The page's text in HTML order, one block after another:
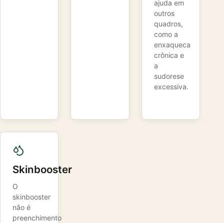
ajuda em
outros
quadros,
como a
enxaqueca
crônica e
a
sudorese
excessiva.
Skinbooster
O
skinbooster
não é
preenchimento